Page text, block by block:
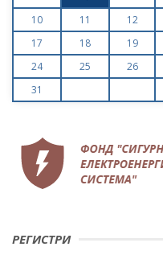
10
11 12
17
18 19
24
25 26
31
РЕГИСТРИ